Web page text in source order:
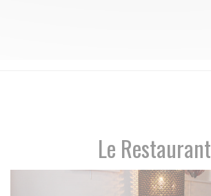
Le Restaurant